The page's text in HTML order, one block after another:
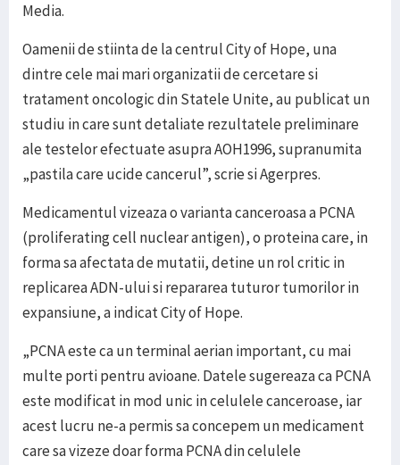
Media.
Oamenii de stiinta de la centrul City of Hope, una
dintre cele mai mari organizatii de cercetare si
tratament oncologic din Statele Unite, au publicat un
studiu in care sunt detaliate rezultatele preliminare
ale testelor efectuate asupra AOH1996, supranumita
„pastila care ucide cancerul”, scrie si Agerpres.
Medicamentul vizeaza o varianta canceroasa a PCNA
(proliferating cell nuclear antigen), o proteina care, in
forma sa afectata de mutatii, detine un rol critic in
replicarea ADN-ului si repararea tuturor tumorilor in
expansiune, a indicat City of Hope.
„PCNA este ca un terminal aerian important, cu mai
multe porti pentru avioane. Datele sugereaza ca PCNA
este modificat in mod unic in celulele canceroase, iar
acest lucru ne-a permis sa concepem un medicament
care sa vizeze doar forma PCNA din celulele